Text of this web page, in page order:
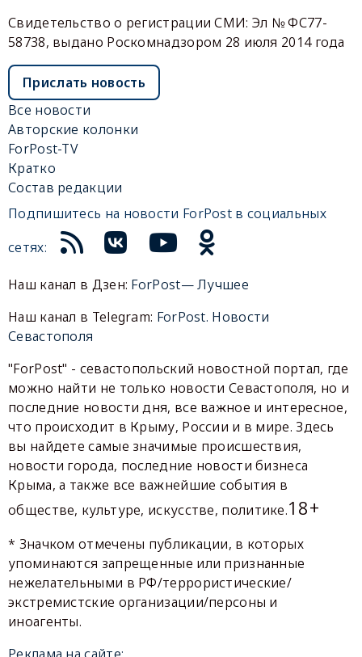
Свидетельство о регистрации СМИ: Эл № ФС77-
58738, выдано Роскомнадзором 28 июля 2014 года
Прислать новость
Все новости
Авторские колонки
ForPost-TV
Кратко
Состав редакции
Подпишитесь на новости ForPost в социальных
сетях:
Наш канал в Дзен: ForPost— Лучшее
Наш канал в Telegram: ForPost. Новости
Севастополя
"ForPost" - севастопольский новостной портал, где
можно найти не только новости Севастополя, но и
последние новости дня, все важное и интересное,
что происходит в Крыму, России и в мире. Здесь
вы найдете самые значимые происшествия,
новости города, последние новости бизнеса
Крыма, а также все важнейшие события в
обществе, культуре, искусстве, политике.18+
* Значком отмечены публикации, в которых
упоминаются запрещенные или признанные
нежелательными в РФ/террористические/
экстремистские организации/персоны и
иноагенты.